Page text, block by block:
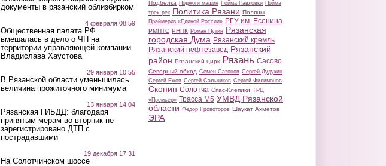
документы в рязанский облизбирком
4 февраля 08:59
Общественная палата РФ
вмешалась в дело о ЧП на
территории управляющей компании
Владислава Хаустова
29 января 10:55
В Рязанской области уменьшилась
величина прожиточного минимума
13 января 14:04
Рязанская ГИБДД: благодаря
принятым мерам во вторник не
зарегистрировано ДТП с
пострадавшими
19 декабря 17:31
На Солотчинском шоссе
Подбелка Поджоги машин Пойма Павловки Пойма
трех рек Политика Рязани Поляны
Праймериз «Единой России» РГУ им. Есенина
РМПТС РНПК Роман Путин Рязанская
городская Дума Рязанский кремль
Рязанский нефтезавод Рязанский
район Рязанский цирк Рязань Сасово
Северный обход Семен Сазонов Сергей Дудукин
Сергей Ежов Сергей Сальников Сергей Филимонов
Скопин Солотча Спас-Клепики ТРЦ
«Премьер» Трасса М5 УМВД Рязанской
области Федор Провоторов Шаукат Ахметов
ЭРА